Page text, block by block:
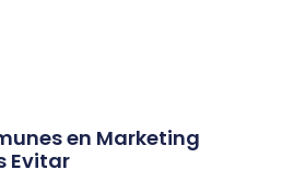
en Marketing
Evitar